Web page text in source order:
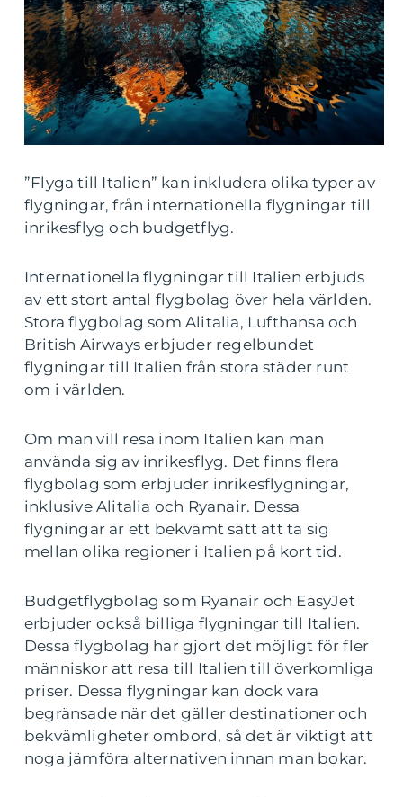
”Flyga till Italien” kan inkludera olika typer av
flygningar, från internationella flygningar till
inrikesflyg och budgetflyg.
Internationella flygningar till Italien erbjuds
av ett stort antal flygbolag över hela världen.
Stora flygbolag som Alitalia, Lufthansa och
British Airways erbjuder regelbundet
flygningar till Italien från stora städer runt
om i världen.
Om man vill resa inom Italien kan man
använda sig av inrikesflyg. Det finns flera
flygbolag som erbjuder inrikesflygningar,
inklusive Alitalia och Ryanair. Dessa
flygningar är ett bekvämt sätt att ta sig
mellan olika regioner i Italien på kort tid.
Budgetflygbolag som Ryanair och EasyJet
erbjuder också billiga flygningar till Italien.
Dessa flygbolag har gjort det möjligt för fler
människor att resa till Italien till överkomliga
priser. Dessa flygningar kan dock vara
begränsade när det gäller destinationer och
bekvämligheter ombord, så det är viktigt att
noga jämföra alternativen innan man bokar.